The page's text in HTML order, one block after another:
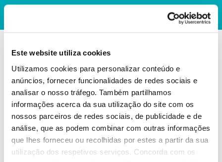
Este website utiliza cookies
Utilizamos cookies para personalizar conteúdo e
anúncios, fornecer funcionalidades de redes sociais e
analisar o nosso tráfego. Também partilhamos
informações acerca da sua utilização do site com os
nossos parceiros de redes sociais, de publicidade e de
análise, que as podem combinar com outras informações
que lhes forneceu ou recolhidas por estes a partir da sua
utilização dos respetivos serviços. Concorda com os